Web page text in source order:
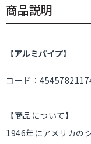
商品説明
【アルミパイプ】
コード：
【商品について】
1946年にアメリカの